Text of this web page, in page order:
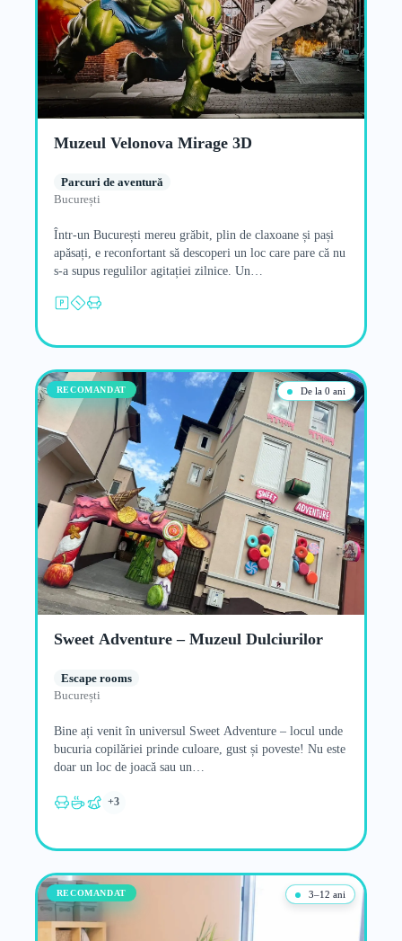
Muzeul Velonova Mirage 3D
Parcuri de aventură
București
Într-un București mereu grăbit, plin de claxoane și pași
apăsați, e reconfortant să descoperi un loc care pare că nu
s-a supus regulilor agitației zilnice. Un…
De la 0 ani
RECOMANDAT
Sweet Adventure – Muzeul Dulciurilor
Escape rooms
București
Bine ați venit în universul Sweet Adventure – locul unde
bucuria copilăriei prinde culoare, gust și poveste! Nu este
doar un loc de joacă sau un…
+3
3–12 ani
RECOMANDAT